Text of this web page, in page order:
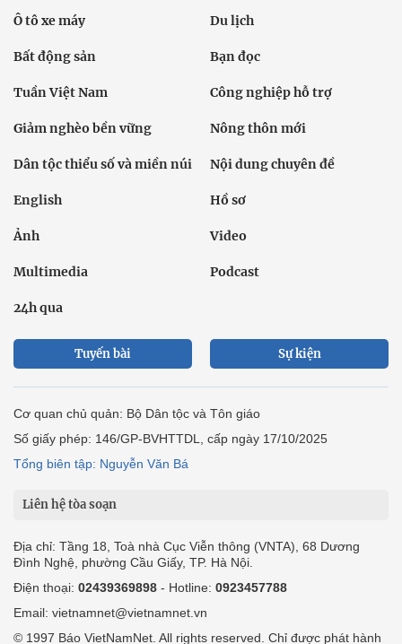
Ô tô xe máy Du lịch
Bất động sản Bạn đọc
Tuần Việt Nam Công nghiệp hỗ trợ
Giảm nghèo bền vững Nông thôn mới
Dân tộc thiểu số và miền núi Nội dung chuyên đề
English Hồ sơ
Ảnh Video
Multimedia Podcast
24h qua
Tuyến bài Sự kiện
Cơ quan chủ quản: Bộ Dân tộc và Tôn giáo
Số giấy phép: 146/GP-BVHTTDL, cấp ngày 17/10/2025
Tổng biên tập: Nguyễn Văn Bá
Liên hệ tòa soạn
Địa chỉ: Tầng 18, Toà nhà Cục Viễn thông (VNTA), 68 Dương
Đình Nghệ, phường Cầu Giấy, TP. Hà Nội.
Điện thoại: 02439369898 - Hotline: 0923457788
Email: vietnamnet@vietnamnet.vn
© 1997 Báo VietNamNet. All rights reserved. Chỉ được phát hành